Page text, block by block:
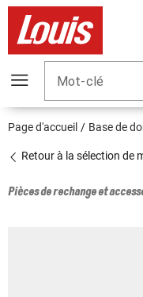
Mot-clé
Page d'accueil Base de
Retour à la sélection de
Pièces de rechange et